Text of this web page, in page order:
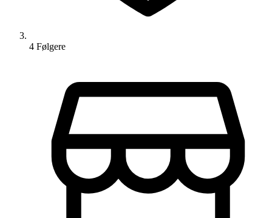
4 Følgere